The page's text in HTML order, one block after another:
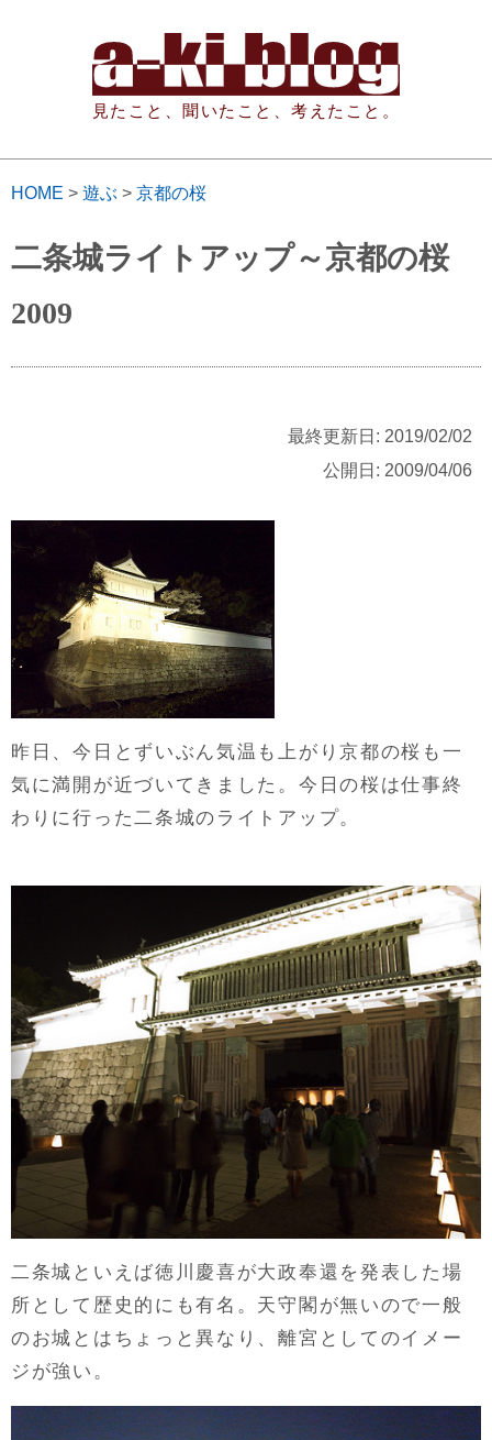
見たこと、聞いたこと、考えたこと。
HOME > 遊ぶ > 京都の桜
二条城ライトアップ～京都の桜
2009
最終更新日: 2019/02/02
公開日: 2009/04/06
昨日、今日とずいぶん気温も上がり京都の桜も一
気に満開が近づいてきました。今日の桜は仕事終
わりに行った二条城のライトアップ。
二条城といえば徳川慶喜が大政奉還を発表した場
所として歴史的にも有名。天守閣が無いので一般
のお城とはちょっと異なり、離宮としてのイメー
ジが強い。